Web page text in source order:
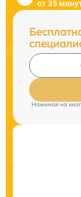
от 35
Нажимая на